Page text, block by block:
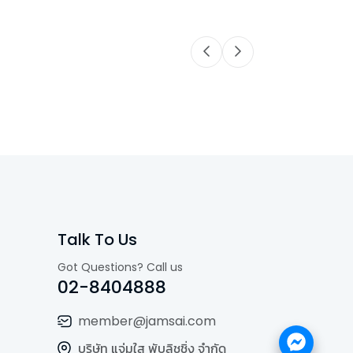
Talk To Us
Got Questions? Call us
02-8404888
member@jamsai.com
บริษัท แจ่มใส พับลิชชิ่ง จำกัด